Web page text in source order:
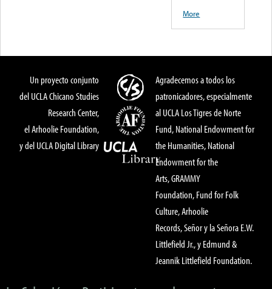
More
Un proyecto conjunto
del UCLA Chicano Studies
Research Center,
el Arhoolie Foundation,
y del UCLA Digital Library
Agradecemos a todos los
patronicadores, especialmente
al UCLA Los Tigres de Norte
Fund, National Endowment for
the Humanities, National
Endowment for the
Arts, GRAMMY
Foundation, Fund for Folk
Culture, Arhoolie
Records, Señor y la Señora E.W.
Littlefield Jr., y Edmund &
Jeannik Littlefield Foundation.